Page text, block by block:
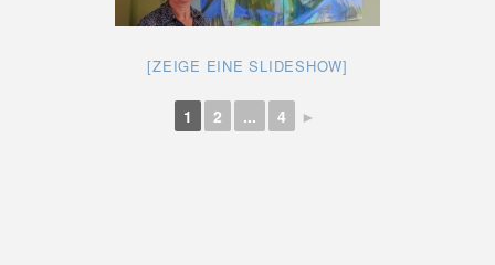
[ZEIGE EINE SLIDESHOW]
1 2 ... 4 ►